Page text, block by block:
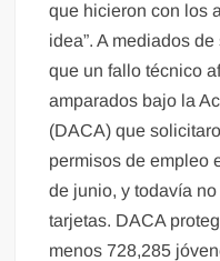
que hicieron con los
idea”. A mediados
que un fallo técnico
amparados bajo la
(DACA) que
permisos de empleo
de junio, y todavía
tarjetas. DACA
menos 728,285